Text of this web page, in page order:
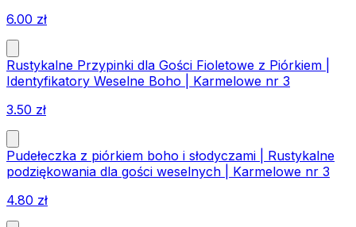
6.00 zł
Rustykalne Przypinki dla Gości Fioletowe z Piórkiem |
Identyfikatory Weselne Boho | Karmelowe nr 3
3.50 zł
Pudełeczka z piórkiem boho i słodyczami | Rustykalne
podziękowania dla gości weselnych | Karmelowe nr 3
4.80 zł